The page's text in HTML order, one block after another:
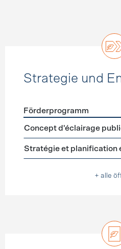
Strategie und
Förderprogramme
Förderprogramm
Concept d'éclairage
Stratégie et planification
+ alle